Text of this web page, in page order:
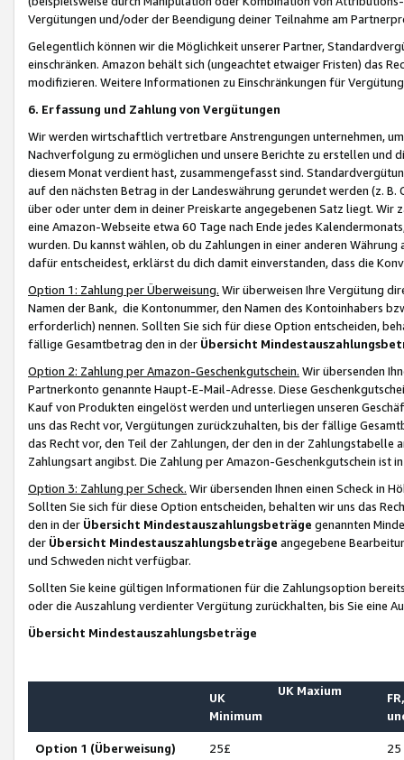
Vergütungen und/oder der Beendigung deiner Teilnahme am
Gelegentlich können wir die Möglichkeit unserer Partner,
einschränken. Amazon behält sich (ungeachtet etwaiger Fristen) das
modifizieren. Weitere Informationen zu Einschränkungen für
6. Erfassung und Zahlung von Vergütungen
Wir werden wirtschaftlich vertretbare Anstrengungen unternehmen,
Nachverfolgung zu ermöglichen und unsere Berichte zu erstellen und
diesem Monat verdient hast, zusammengefasst sind.
auf den nächsten Betrag in der Landeswährung gerundet werden (z.
über oder unter dem in deiner Preiskarte angegebenen Satz liegt.
eine Amazon-Webseite etwa 60 Tage nach Ende jedes
wurden. Du kannst wählen, ob du Zahlungen in einer anderen
dafür entscheidest, erklärst du dich damit einverstanden, dass die
Option 1: Zahlung per Überweisung. Wir überweisen Ihre Vergütung
Namen der Bank, die Kontonummer, den Namen des Kontoinhabers
erforderlich) nennen. Sollten Sie sich für diese Option entscheiden,
fällige Gesamtbetrag den in der Übersicht
Option 2: Zahlung per Amazon-Geschenkgutschein. Wir übersenden
Partnerkonto genannte Haupt-E-Mail-Adresse. Diese
Kauf von Produkten eingelöst werden und unterliegen unseren
uns das Recht vor, Vergütungen zurückzuhalten, bis der fällige
das Recht vor, den Teil der Zahlungen, der den in der
Zahlungsart angibst. Die Zahlung per Amazon-Geschenkgutschein ist
Option 3: Zahlung per Scheck. Wir übersenden Ihnen einen Scheck in
Sollten Sie sich für diese Option entscheiden, behalten wir uns das
den in der Übersicht Mindestauszahlungsbeträge genannten
der Übersicht Mindestauszahlungsbeträge angegebene
und Schweden nicht verfügbar.
Sollten Sie keine gültigen Informationen für die Zahlungsoption
oder die Auszahlung verdienter Vergütung zurückhalten, bis Sie
Übersicht Mindestauszahlungsbeträge
UK
Minimum
UK Maxium
Option 1 (Überweisung) 25£ 25